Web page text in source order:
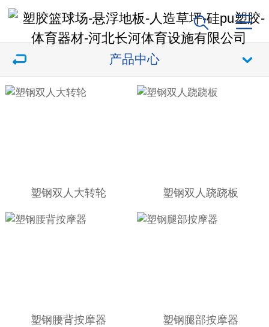
产品中心
塑钢双人大转轮 塑钢双人跷跷板
塑钢腰背按摩器 塑钢腿部按摩器